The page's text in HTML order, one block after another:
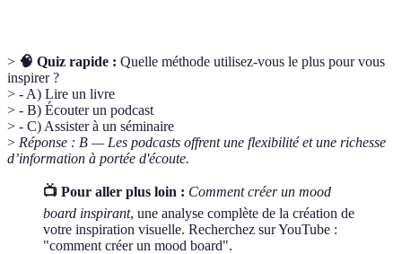
> 🧠 Quiz rapide : Quelle méthode utilisez-vous le plus pour vous
inspirer ?
> - A) Lire un livre
> - B) Écouter un podcast
> - C) Assister à un séminaire
> Réponse : B — Les podcasts offrent une flexibilité et une richesse
d’information à portée d'écoute.
📺 Pour aller plus loin : Comment créer un mood
board inspirant, une analyse complète de la création de
votre inspiration visuelle. Recherchez sur YouTube :
"comment créer un mood board".